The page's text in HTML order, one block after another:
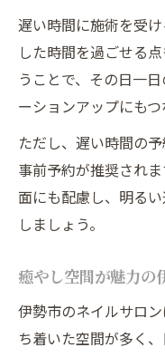
遅い時間に施術を受
した時間を過ごせる
うことで、その日一
ーションアップにもつ
ただし、遅い時間の
事前予約が推奨され
面にも配慮し、明る
しましょう。
癒やし空間が魅力の
伊勢市のネイルサロ
ち着いた空間が多く